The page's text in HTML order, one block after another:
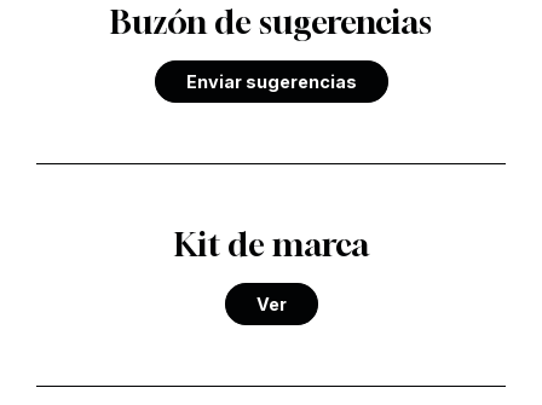
Buzón de sugerencias
Enviar sugerencias
Kit de marca
Ver